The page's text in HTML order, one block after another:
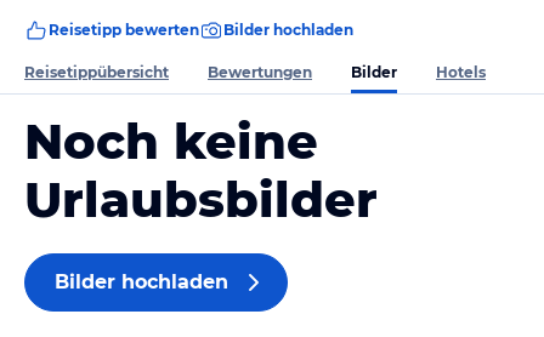
Reisetipp bewerten Bilder hochladen
Reisetippübersicht Bewertungen Bilder Hotels
Noch keine
Urlaubsbilder
Bilder hochladen